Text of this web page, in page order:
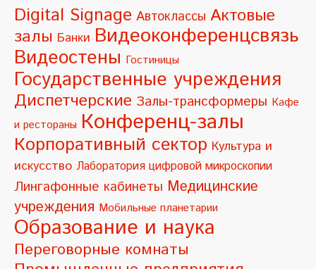
e
r
n
a
t
i
v
e
:
Digital Signage Автоклассы Актовые
залы Банки Видеоконференцсвязь
Видеостены Гостиницы
Государственные учреждения
Диспетчерские Залы-трансформеры Кафе
и рестораны Конференц-залы
Корпоративный сектор Культура и
искусство Лаборатория цифровой микроскопии
Лингафонные кабинеты Медицинские
учреждения Мобильные планетарии
Образование и наука
Переговорные комнаты